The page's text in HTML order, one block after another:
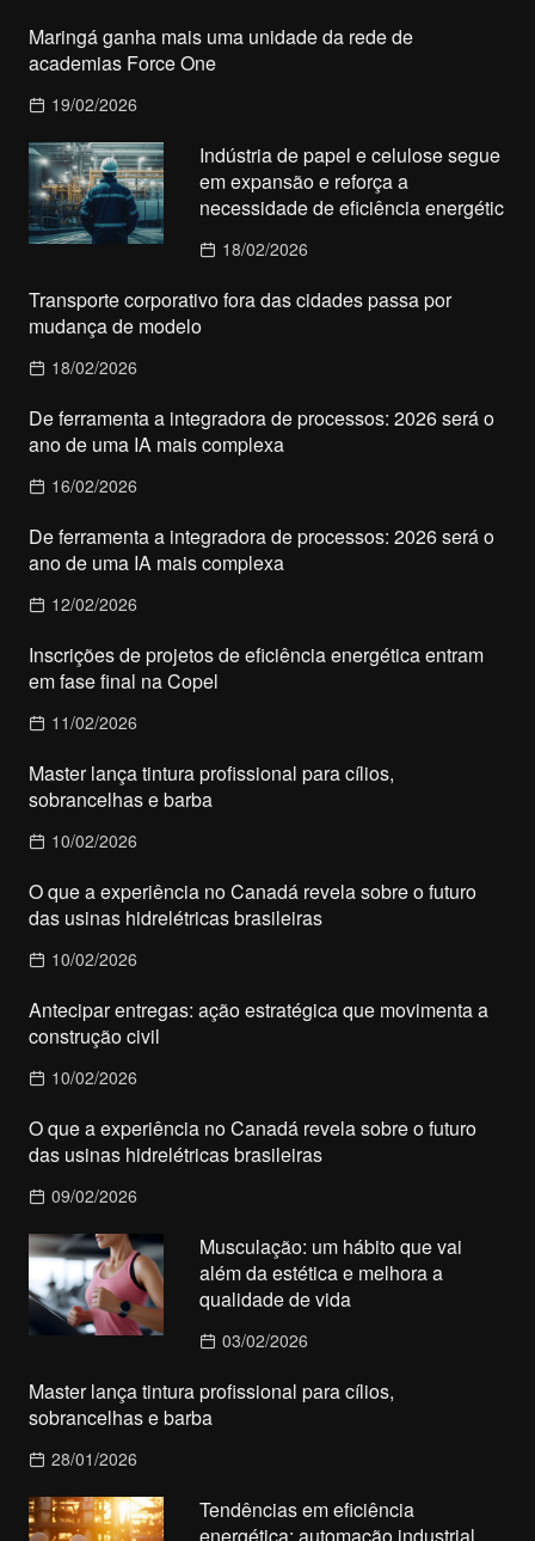
Maringá ganha mais uma unidade da rede de
academias Force One
19/02/2026
Indústria de papel e celulose segue
em expansão e reforça a
necessidade de eficiência energétic
18/02/2026
Transporte corporativo fora das cidades passa por
mudança de modelo
18/02/2026
De ferramenta a integradora de processos: 2026 será o
ano de uma IA mais complexa
16/02/2026
De ferramenta a integradora de processos: 2026 será o
ano de uma IA mais complexa
12/02/2026
Inscrições de projetos de eficiência energética entram
em fase final na Copel
11/02/2026
Master lança tintura profissional para cílios,
sobrancelhas e barba
10/02/2026
O que a experiência no Canadá revela sobre o futuro
das usinas hidrelétricas brasileiras
10/02/2026
Antecipar entregas: ação estratégica que movimenta a
construção civil
10/02/2026
O que a experiência no Canadá revela sobre o futuro
das usinas hidrelétricas brasileiras
09/02/2026
Musculação: um hábito que vai
além da estética e melhora a
qualidade de vida
03/02/2026
Master lança tintura profissional para cílios,
sobrancelhas e barba
28/01/2026
Tendências em eficiência